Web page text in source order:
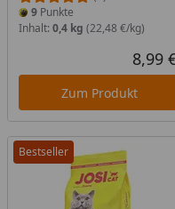
9 Punkte
Inhalt: 0,4 kg (22,48 €/kg)
8,99
Zum Produkt
Bestseller